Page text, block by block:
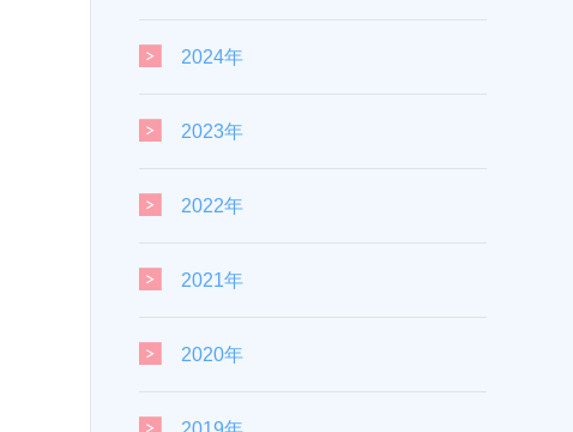
2024年
2023年
2022年
2021年
2020年